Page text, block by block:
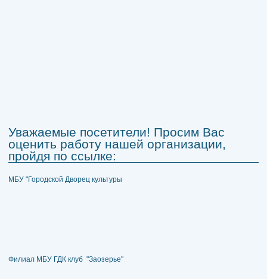
Уважаемые посетители! Просим Вас
оценить работу нашей организации,
пройдя по ссылке:
МБУ "Городской Дворец культуры
Филиал МБУ ГДК клуб "Заозерье"